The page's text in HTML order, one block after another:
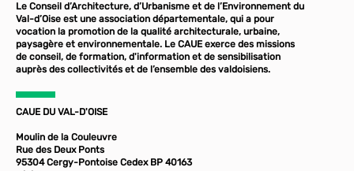
Le Conseil d’Architecture, d’Urbanisme et de l’Environnement du
Val-d’Oise est une association départementale, qui a pour
vocation la promotion de la qualité architecturale, urbaine,
paysagère et environnementale. Le CAUE exerce des missions
de conseil, de formation, d'information et de sensibilisation
auprès des collectivités et de l’ensemble des valdoisiens.
CAUE DU VAL-D'OISE
Moulin de la Couleuvre
Rue des Deux Ponts
95304 Cergy-Pontoise Cedex BP 40163